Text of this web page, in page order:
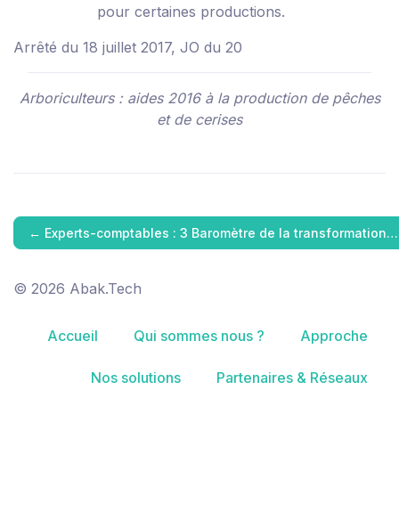
pour certaines productions.
Arrêté du 18 juillet 2017, JO du 20
Arboriculteurs : aides 2016 à la production de pêches
et de cerises
← Experts-comptables : 3 Baromètre de la transformation…
© 2026 Abak.Tech
Accueil Qui sommes nous ? Approche
Nos solutions Partenaires & Réseaux